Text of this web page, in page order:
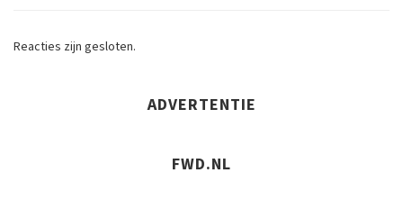
Reacties zijn gesloten.
ADVERTENTIE
FWD.NL